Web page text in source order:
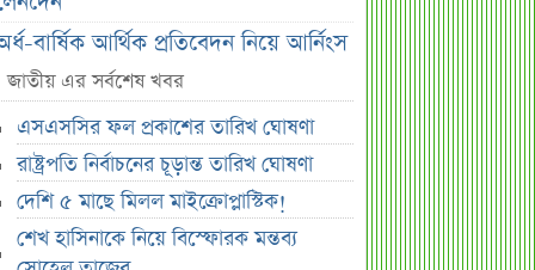
বার্ষিক আর্থিক প্রতিবেদন নিয়ে আর্নিংস
ডিসক্লোজার করবে ব্র্যাক ব্যাংক
কর্ণফুলী ইন্স্যুরেন্সের অর্ধ-বার্ষিক সম্মেলন
অনুষ্ঠিত
৭৫ হাজার ২৮৩ শেয়ার মনোনীত
নামে হস্তান্তর
থাকলেও বাজারে অস্থিরতা, তদারকি
জাতীয় এর সর্বশেষ খবর
এসএসসির ফল প্রকাশের তারিখ ঘোষণা
রাষ্ট্রপতি নির্বাচনের চূড়ান্ত তারিখ ঘোষণা
দেশি ৫ মাছে মিলল মাইক্রোপ্লাস্টিক!
শেখ হাসিনাকে নিয়ে বিস্ফোরক মন্তব্য